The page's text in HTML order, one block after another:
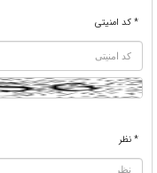
* کد امنیتی
* نظر